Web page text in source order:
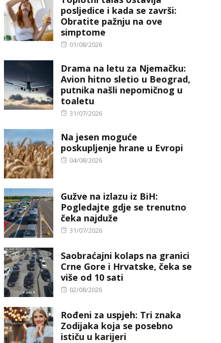
posljedice i kada se završi:
Obratite pažnju na ove
simptome
Posted
01/08/2026
Drama na letu za Njemačku:
Avion hitno sletio u Beograd,
putnika našli nepomičnog u
toaletu
Posted
31/07/2026
Na jesen moguće
poskupljenje hrane u Evropi
Posted
04/08/2026
Gužve na izlazu iz BiH:
Pogledajte gdje se trenutno
čeka najduže
Posted
31/07/2026
Saobraćajni kolaps na granici
Crne Gore i Hrvatske, čeka se
više od 10 sati
Posted
02/08/2026
Rođeni za uspjeh: Tri znaka
Zodijaka koja se posebno
ističu u karijeri